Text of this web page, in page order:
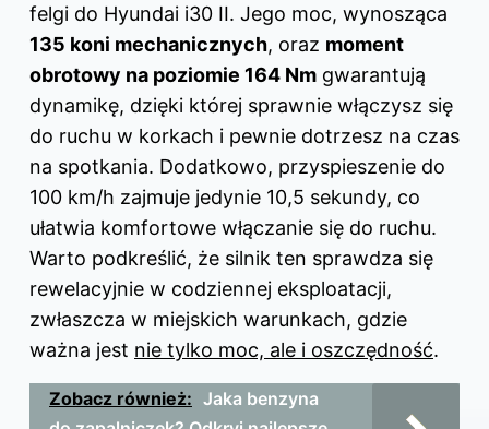
felgi do Hyundai i30 II. Jego moc, wynosząca
135 koni mechanicznych, oraz moment
obrotowy na poziomie 164 Nm gwarantują
dynamikę, dzięki której sprawnie włączysz się
do ruchu w korkach i pewnie dotrzesz na czas
na spotkania. Dodatkowo, przyspieszenie do
100 km/h zajmuje jedynie 10,5 sekundy, co
ułatwia komfortowe włączanie się do ruchu.
Warto podkreślić, że silnik ten sprawdza się
rewelacyjnie w codziennej eksploatacji,
zwłaszcza w miejskich warunkach, gdzie
ważna jest nie tylko moc, ale i oszczędność.
Zobacz również: Jaka benzyna